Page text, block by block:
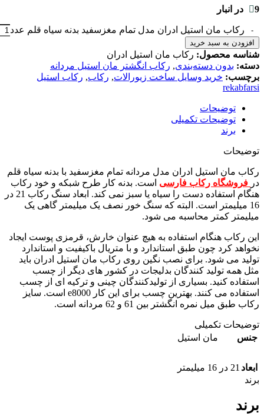
9 در انبار
رکاب مان استیل ادران مدل تمام مغزسفید بدنه سیاه قلم عدد
افزودن به سبد خرید
شناسه محصول: رکاب مان استیل ادران
دسته: بدون دسته‌بندی, رکاب انگشتر مان استیل مردانه
برچسب: خرید وسایل ساخت زیورالات, رکاب, رکاب استیل
rekabfarsi
توضیحات
توضیحات تکمیلی
برند
توضیحات
رکاب مان استیل ادران مدل مردانه تمام مغزسفید با بدنه سیاه قلم
در فروشگاه رکاب فارسی است. بدنه کار طرح شبکه و خود رکاب
هنگام استفاده دست را سیاه یا سبز نمی کند. ابعاد سنگ رکاب 21 در
16 میلیمتر است. البته که سنگ خور نصف یک میلیمتر گاهی یک
میلیمتر کمتر محاسبه می شود.
این رکاب هنگام استفاده به هیچ عنوان خارش، قرمزی پوست ایجاد
نخواهد کرد چون طبق استاندارد و با متریال باکیفیت و استاندارد
تولید می شود. برای نصب نگین روی رکاب مان استیل ادران باید
مثل همه تولید کنندگان بدلیجات در کشور های دیگر از چسب
استفاده کنید. بسیاری از تولیدکنندگان چینی و ترکیه ای از چسب
استفاده می کنند. بهترین چسب برای این کار e8000 است. سایز
رکاب طبق میل نمره انگشتر بین 61 و 62 مردانه است.
توضیحات تکمیلی
جنس
مان استیل
ابعاد 21 در 16 میلیمتر
برند
برند